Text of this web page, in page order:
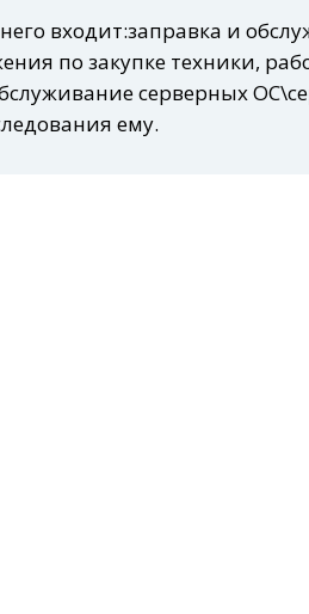
входит:заправка и
по закупке техники,
серверных
ему.